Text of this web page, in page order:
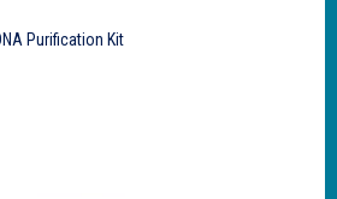
Purification Kit